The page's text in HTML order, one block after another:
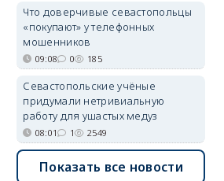
Что доверчивые севастопольцы
«покупают» у телефонных
мошенников
09:08 0 185
Севастопольские учёные
придумали нетривиальную
работу для ушастых медуз
08:01 1 2549
Показать все новости